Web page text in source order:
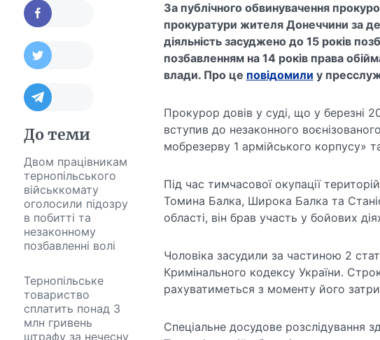
До теми
Двом працівникам
тернопільського
військкомату
оголосили підозру
в побитті та
незаконному
позбавленні волі
Тернопільське
товариство
сплатить понад 3
млн гривень
штрафу за нечесну
За публічного обвинувачення
прокуратури жителя Донеччини за
діяльність засуджено до 15 років
позбавленням на 14 років права
влади. Про це повідомили у
Прокурор довів у суді, що у березні
вступив до незаконного
мобрезерву 1 армійського корпусу»
Під час тимчасової окупації
Томина Балка, Широка Балка та
області, він брав участь у бойових
Чоловіка засудили за частиною 2
Кримінального кодексу України.
рахуватиметься з моменту його
Спеціальне досудове розслідування